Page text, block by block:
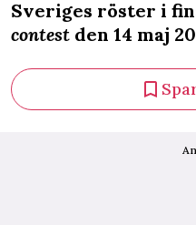
Sveriges röster i
contest den 14 maj